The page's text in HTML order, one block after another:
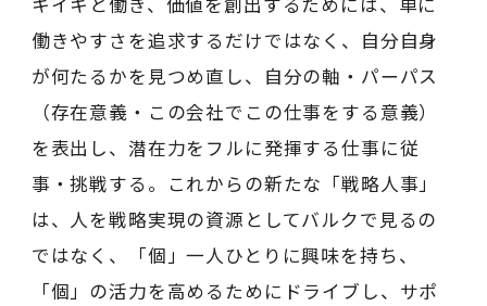
働きやすさを追求するだけではなく、自分自身
が何たるかを見つめ直し、自分の軸・パーパス
（存在意義・この会社でこの仕事をする意義）
を表出し、潜在力をフルに発揮する仕事に従
事・挑戦する。これからの新たな「戦略人事」
は、人を戦略実現の資源としてバルクで見るの
ではなく、「個」一人ひとりに興味を持ち、
「個」の活力を高めるためにドライブし、サポ